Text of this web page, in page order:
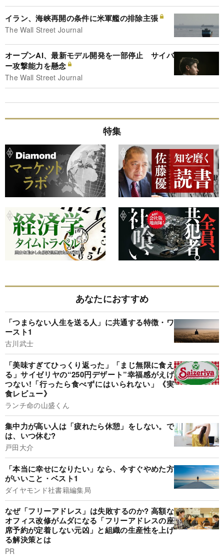
イラン、海峡再開の条件に米軍艦の排除主張
The Wall Street Journal
オープンAI、最新モデル開発を一部停止 サイバ
ー攻撃能力を懸念
The Wall Street Journal
特集
あなたにおすすめ
「つまらない人生を送る人」に共通する特徴・ワ
ースト1
古川武士
「美味すぎてひっくり返った」「まじ無限に食え
る」サイゼリヤの“250円デザート”幸福感がえげ
つない!「行ったら食べずにはいられない」《実
食レビュー》
ランチ命の山盛くん
集中力が高い人は「疲れたら休憩」をしない。で
は、いつ休む?
戸田大介
「本当に幸せになりたい」なら、今すぐやめた方
がいいこと・ベスト1
ダイヤモンド社書籍編集局
なぜ「フリーアドレス」は失敗するのか? 高額な
オフィス改修がムダになる「フリーアドレスの座
席予約が定着しない元凶」と組織の生産性を上げ
る解決策とは
PR